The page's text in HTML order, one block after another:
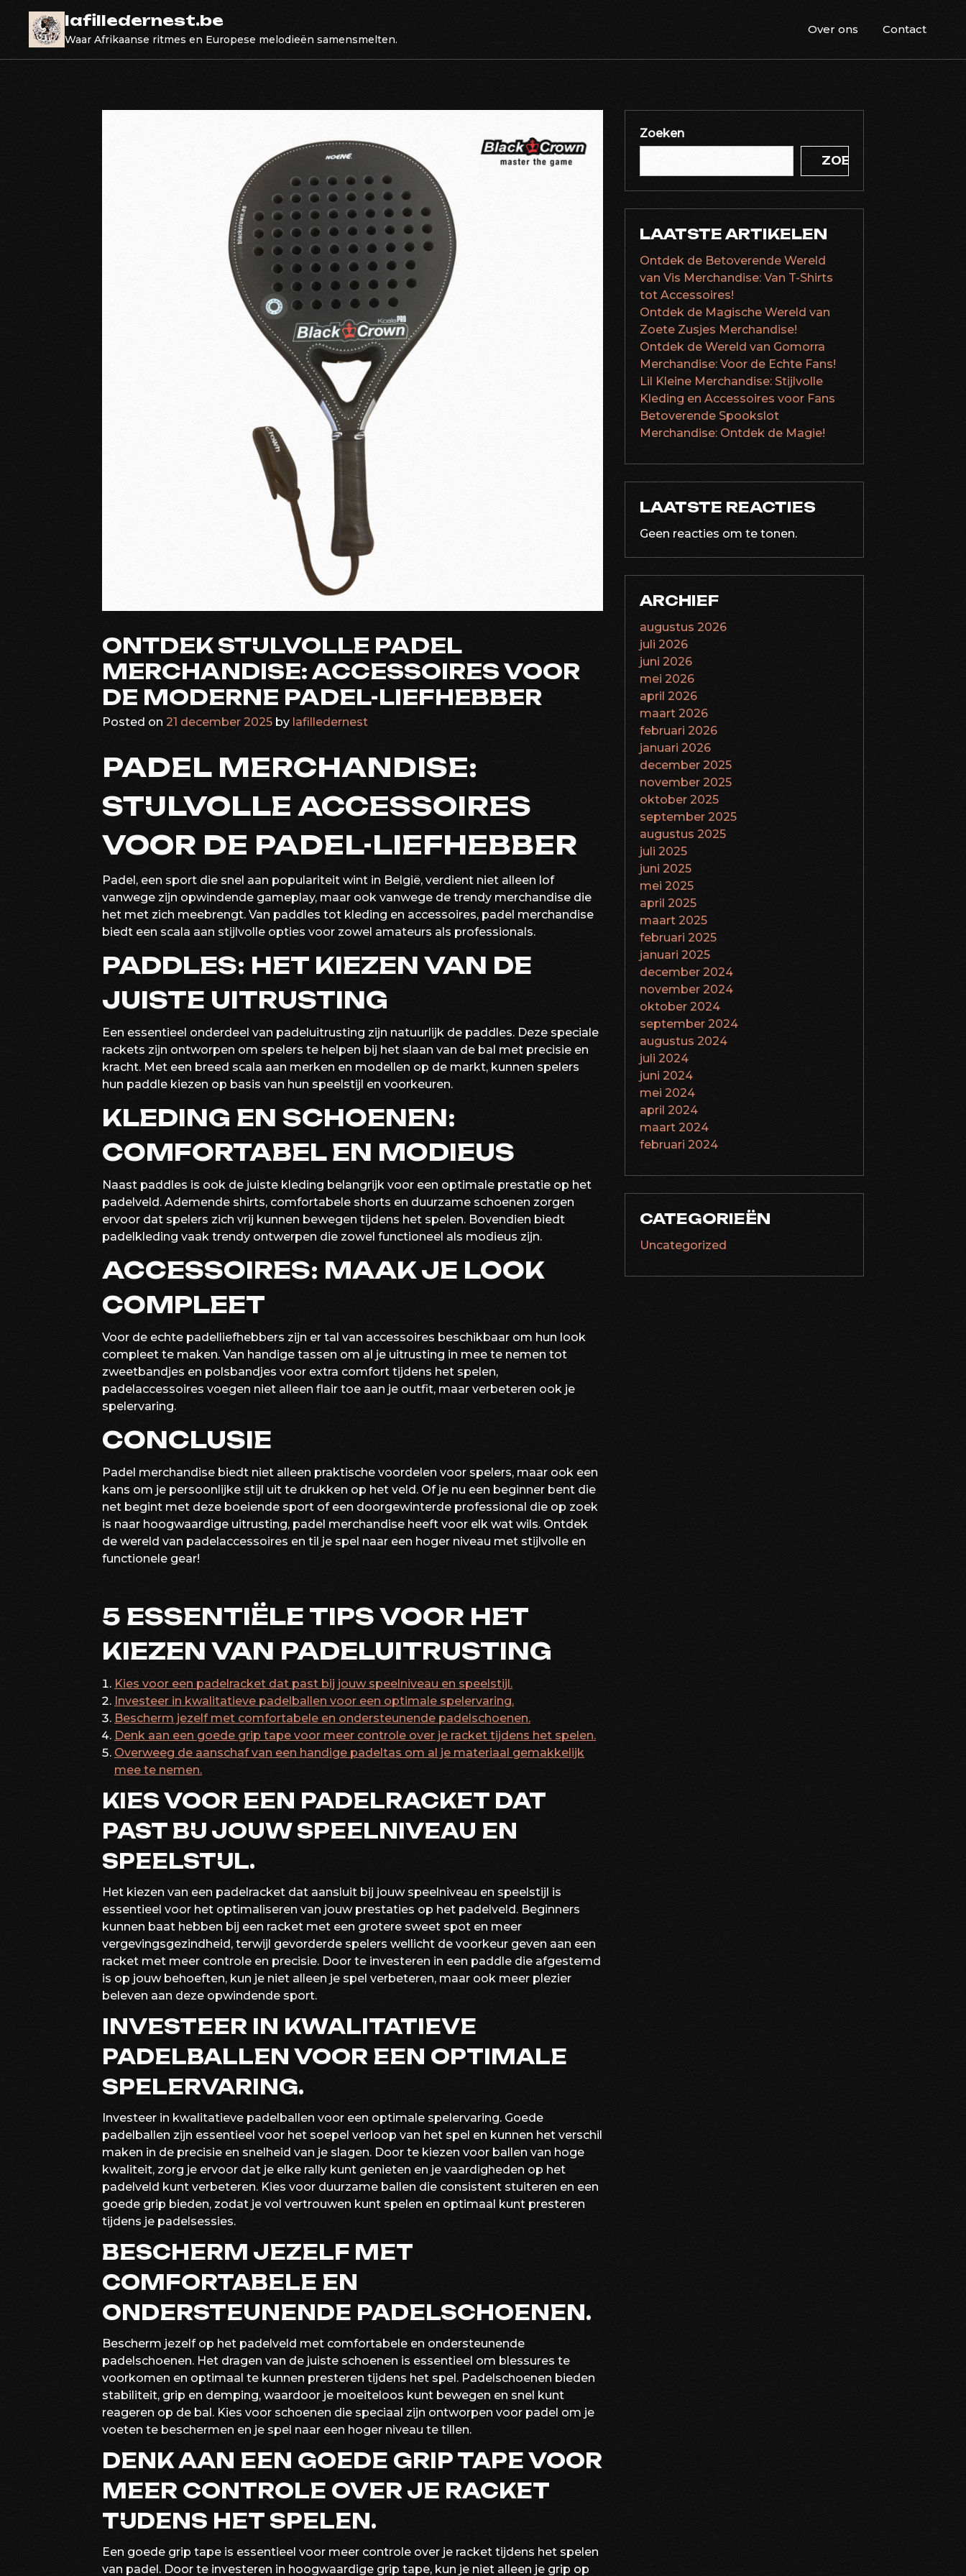
content
lafilledernest.be
Waar Afrikaanse ritmes en Europese melodieën samensmelten.
Over ons Contact
ONTDEK STIJLVOLLE PADEL
MERCHANDISE: ACCESSOIRES VOOR
DE MODERNE PADEL-LIEFHEBBER
Posted on 21 december 2025 by lafilledernest
PADEL MERCHANDISE:
STIJLVOLLE ACCESSOIRES
VOOR DE PADEL-LIEFHEBBER
Padel, een sport die snel aan populariteit wint in België, verdient niet alleen lof
vanwege zijn opwindende gameplay, maar ook vanwege de trendy merchandise die
het met zich meebrengt. Van paddles tot kleding en accessoires, padel merchandise
biedt een scala aan stijlvolle opties voor zowel amateurs als professionals.
PADDLES: HET KIEZEN VAN DE
JUISTE UITRUSTING
Een essentieel onderdeel van padeluitrusting zijn natuurlijk de paddles. Deze speciale
rackets zijn ontworpen om spelers te helpen bij het slaan van de bal met precisie en
kracht. Met een breed scala aan merken en modellen op de markt, kunnen spelers
hun paddle kiezen op basis van hun speelstijl en voorkeuren.
KLEDING EN SCHOENEN:
COMFORTABEL EN MODIEUS
Naast paddles is ook de juiste kleding belangrijk voor een optimale prestatie op het
padelveld. Ademende shirts, comfortabele shorts en duurzame schoenen zorgen
ervoor dat spelers zich vrij kunnen bewegen tijdens het spelen. Bovendien biedt
padelkleding vaak trendy ontwerpen die zowel functioneel als modieus zijn.
ACCESSOIRES: MAAK JE LOOK
COMPLEET
Voor de echte padelliefhebbers zijn er tal van accessoires beschikbaar om hun look
compleet te maken. Van handige tassen om al je uitrusting in mee te nemen tot
zweetbandjes en polsbandjes voor extra comfort tijdens het spelen,
padelaccessoires voegen niet alleen flair toe aan je outfit, maar verbeteren ook je
spelervaring.
CONCLUSIE
Padel merchandise biedt niet alleen praktische voordelen voor spelers, maar ook een
kans om je persoonlijke stijl uit te drukken op het veld. Of je nu een beginner bent die
net begint met deze boeiende sport of een doorgewinterde professional die op zoek
is naar hoogwaardige uitrusting, padel merchandise heeft voor elk wat wils. Ontdek
de wereld van padelaccessoires en til je spel naar een hoger niveau met stijlvolle en
functionele gear!
5 ESSENTIËLE TIPS VOOR HET
KIEZEN VAN PADELUITRUSTING
Kies voor een padelracket dat past bij jouw speelniveau en speelstijl.
Investeer in kwalitatieve padelballen voor een optimale spelervaring.
Bescherm jezelf met comfortabele en ondersteunende padelschoenen.
Denk aan een goede grip tape voor meer controle over je racket tijdens het spelen.
Overweeg de aanschaf van een handige padeltas om al je materiaal gemakkelijk
mee te nemen.
KIES VOOR EEN PADELRACKET DAT
PAST BIJ JOUW SPEELNIVEAU EN
SPEELSTIJL.
Het kiezen van een padelracket dat aansluit bij jouw speelniveau en speelstijl is
essentieel voor het optimaliseren van jouw prestaties op het padelveld. Beginners
kunnen baat hebben bij een racket met een grotere sweet spot en meer
vergevingsgezindheid, terwijl gevorderde spelers wellicht de voorkeur geven aan een
racket met meer controle en precisie. Door te investeren in een paddle die afgestemd
is op jouw behoeften, kun je niet alleen je spel verbeteren, maar ook meer plezier
beleven aan deze opwindende sport.
INVESTEER IN KWALITATIEVE
PADELBALLEN VOOR EEN OPTIMALE
SPELERVARING.
Investeer in kwalitatieve padelballen voor een optimale spelervaring. Goede
padelballen zijn essentieel voor het soepel verloop van het spel en kunnen het verschil
maken in de precisie en snelheid van je slagen. Door te kiezen voor ballen van hoge
kwaliteit, zorg je ervoor dat je elke rally kunt genieten en je vaardigheden op het
padelveld kunt verbeteren. Kies voor duurzame ballen die consistent stuiteren en een
goede grip bieden, zodat je vol vertrouwen kunt spelen en optimaal kunt presteren
tijdens je padelsessies.
BESCHERM JEZELF MET
COMFORTABELE EN
ONDERSTEUNENDE PADELSCHOENEN.
Bescherm jezelf op het padelveld met comfortabele en ondersteunende
padelschoenen. Het dragen van de juiste schoenen is essentieel om blessures te
voorkomen en optimaal te kunnen presteren tijdens het spel. Padelschoenen bieden
stabiliteit, grip en demping, waardoor je moeiteloos kunt bewegen en snel kunt
reageren op de bal. Kies voor schoenen die speciaal zijn ontworpen voor padel om je
voeten te beschermen en je spel naar een hoger niveau te tillen.
DENK AAN EEN GOEDE GRIP TAPE VOOR
MEER CONTROLE OVER JE RACKET
TIJDENS HET SPELEN.
Een goede grip tape is essentieel voor meer controle over je racket tijdens het spelen
van padel. Door te investeren in hoogwaardige grip tape, kun je niet alleen je grip op
Zoeken
ZOEKEN
LAATSTE ARTIKELEN
Ontdek de Betoverende Wereld
van Vis Merchandise: Van T-Shirts
tot Accessoires!
Ontdek de Magische Wereld van
Zoete Zusjes Merchandise!
Ontdek de Wereld van Gomorra
Merchandise: Voor de Echte Fans!
Lil Kleine Merchandise: Stijlvolle
Kleding en Accessoires voor Fans
Betoverende Spookslot
Merchandise: Ontdek de Magie!
LAATSTE REACTIES
Geen reacties om te tonen.
ARCHIEF
augustus 2026
juli 2026
juni 2026
mei 2026
april 2026
maart 2026
februari 2026
januari 2026
december 2025
november 2025
oktober 2025
september 2025
augustus 2025
juli 2025
juni 2025
mei 2025
april 2025
maart 2025
februari 2025
januari 2025
december 2024
november 2024
oktober 2024
september 2024
augustus 2024
juli 2024
juni 2024
mei 2024
april 2024
maart 2024
februari 2024
CATEGORIEËN
Uncategorized